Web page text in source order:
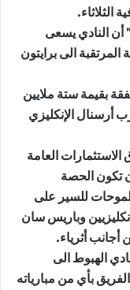
الثلاثاء.
أن النادي يسعى
الى برايتون
بقيمة ستة ملايين
مدرب أرسنال الإنكليزي
العامة
تكون الحصة
ولديها طموحات للسير على
وباريس سان
أثرياء.
الهبوط الى
بأي من مبارياته